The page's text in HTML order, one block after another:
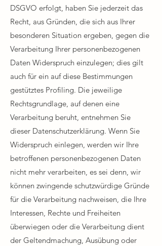
DSGVO erfolgt, haben Sie jederzeit das
Recht, aus Gründen, die sich aus Ihrer
besonderen Situation ergeben, gegen die
Verarbeitung Ihrer personenbezogenen
Daten Widerspruch einzulegen; dies gilt
auch für ein auf diese Bestimmungen
gestütztes Profiling. Die jeweilige
Rechtsgrundlage, auf denen eine
Verarbeitung beruht, entnehmen Sie
dieser Datenschutzerklärung. Wenn Sie
Widerspruch einlegen, werden wir Ihre
betroffenen personenbezogenen Daten
nicht mehr verarbeiten, es sei denn, wir
können zwingende schutzwürdige Gründe
für die Verarbeitung nachweisen, die Ihre
Interessen, Rechte und Freiheiten
überwiegen oder die Verarbeitung dient
der Geltendmachung, Ausübung oder